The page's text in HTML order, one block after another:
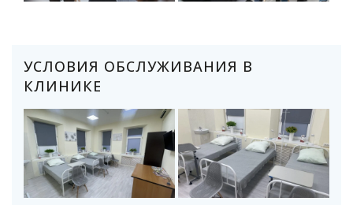
УСЛОВИЯ ОБСЛУЖИВАНИЯ В
КЛИНИКЕ